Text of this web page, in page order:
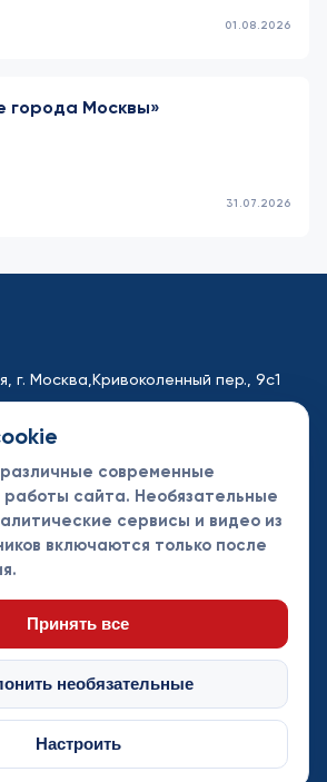
01.08.2026
города Москвы»
31.07.2026
г. Москва,Кривоколенный пер., 9с1
95
Турниры
Контакты
партнеры
2013 - 2026. Все права защищены
современные
работы сайта. Необязательные
сервисы и видео из
включаются только после
Принять все
необязательные
Настроить